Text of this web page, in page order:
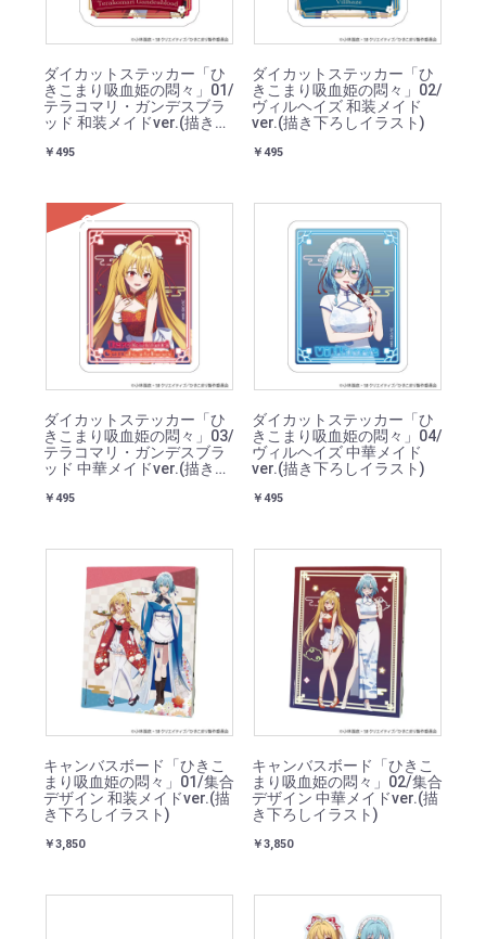
ダイカットステッカー「ひ
きこまり吸血姫の悶々」01/
テラコマリ・ガンデスブラ
ッド 和装メイドver.(描き下
￥495
ダイカットステッカー「ひ
きこまり吸血姫の悶々」02/
ヴィルヘイズ 和装メイド
ver.(描き下ろしイラスト)
￥495
SOLD
ダイカットステッカー「ひ
きこまり吸血姫の悶々」03/
テラコマリ・ガンデスブラ
ッド 中華メイドver.(描き下
￥495
ダイカットステッカー「ひ
きこまり吸血姫の悶々」04/
ヴィルヘイズ 中華メイド
ver.(描き下ろしイラスト)
￥495
キャンバスボード「ひきこ
まり吸血姫の悶々」01/集合
デザイン 和装メイドver.(描
き下ろしイラスト)
￥3,850
キャンバスボード「ひきこ
まり吸血姫の悶々」02/集合
デザイン 中華メイドver.(描
き下ろしイラスト)
￥3,850